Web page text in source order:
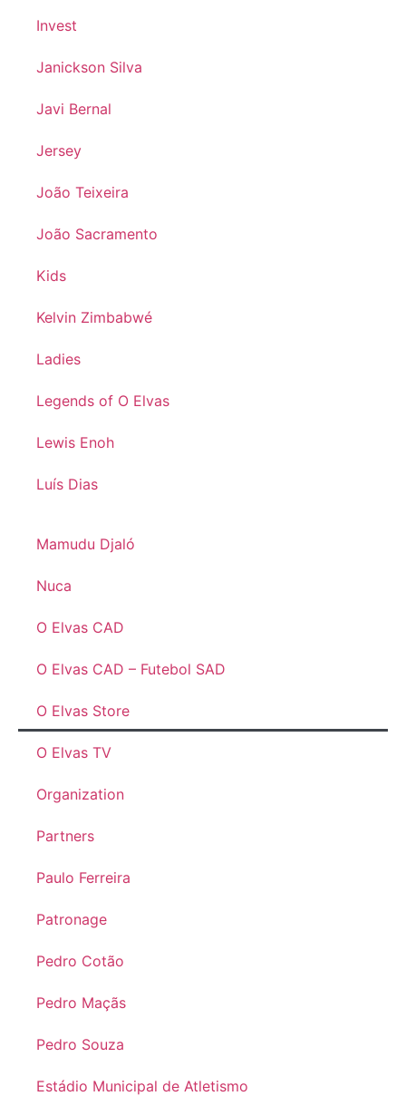
Invest
Janickson Silva
Javi Bernal
Jersey
João Teixeira
João Sacramento
Kids
Kelvin Zimbabwé
Ladies
Legends of O Elvas
Lewis Enoh
Luís Dias
Mamudu Djaló
Nuca
O Elvas CAD
O Elvas CAD – Futebol SAD
O Elvas Store
O Elvas TV
Organization
Partners
Paulo Ferreira
Patronage
Pedro Cotão
Pedro Maçãs
Pedro Souza
Estádio Municipal de Atletismo